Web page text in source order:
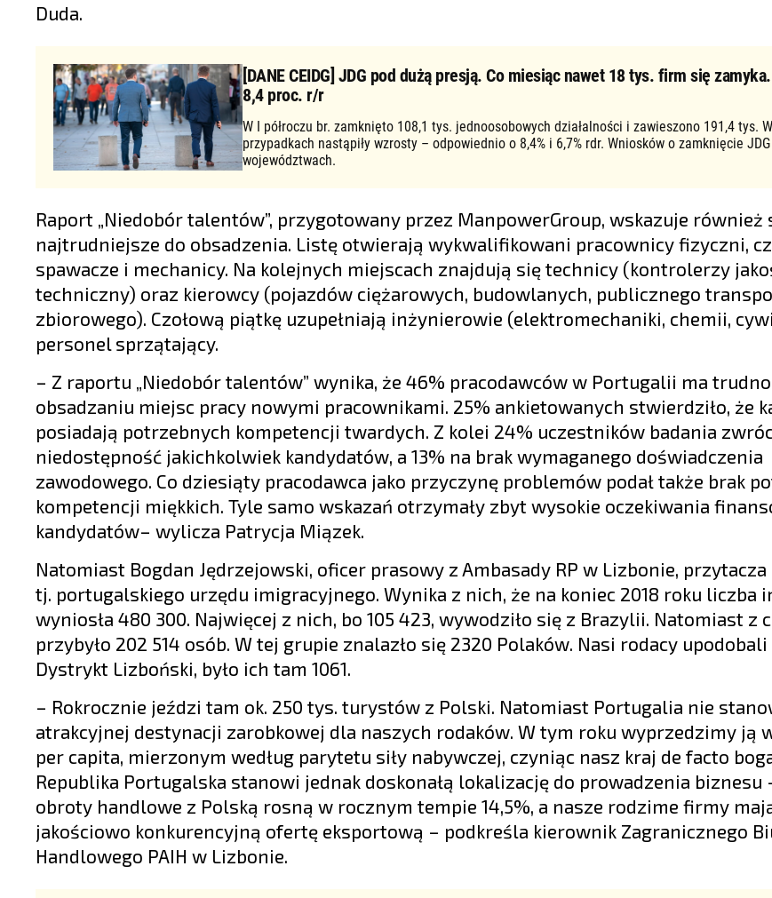
Duda.
[DANE CEIDG] JDG pod dużą presją. Co miesiąc nawet 18 tys. firm się
8,4 proc. r/r
W I półroczu br. zamknięto 108,1 tys. jednoosobowych działalności i zawieszono 191,4 tys.
przypadkach nastąpiły wzrosty – odpowiednio o 8,4% i 6,7% rdr. Wniosków o zamknięcie
województwach.
Raport „Niedobór talentów”, przygotowany przez ManpowerGroup, wskazuje również
najtrudniejsze do obsadzenia. Listę otwierają wykwalifikowani pracownicy fizyczni,
spawacze i mechanicy. Na kolejnych miejscach znajdują się technicy (kontrolerzy
techniczny) oraz kierowcy (pojazdów ciężarowych, budowlanych, publicznego
zbiorowego). Czołową piątkę uzupełniają inżynierowie (elektromechaniki, chemii,
personel sprzątający.
– Z raportu „Niedobór talentów” wynika, że 46% pracodawców w Portugalii ma
obsadzaniu miejsc pracy nowymi pracownikami. 25% ankietowanych stwierdziło, że
posiadają potrzebnych kompetencji twardych. Z kolei 24% uczestników badania
niedostępność jakichkolwiek kandydatów, a 13% na brak wymaganego doświadczenia
zawodowego. Co dziesiąty pracodawca jako przyczynę problemów podał także brak
kompetencji miękkich. Tyle samo wskazań otrzymały zbyt wysokie oczekiwania
kandydatów– wylicza Patrycja Miązek.
Natomiast Bogdan Jędrzejowski, oficer prasowy z Ambasady RP w Lizbonie, przytacza
tj. portugalskiego urzędu imigracyjnego. Wynika z nich, że na koniec 2018 roku liczba
wyniosła 480 300. Najwięcej z nich, bo 105 423, wywodziło się z Brazylii. Natomiast z
przybyło 202 514 osób. W tej grupie znalazło się 2320 Polaków. Nasi rodacy
Dystrykt Lizboński, było ich tam 1061.
– Rokrocznie jeździ tam ok. 250 tys. turystów z Polski. Natomiast Portugalia nie
atrakcyjnej destynacji zarobkowej dla naszych rodaków. W tym roku wyprzedzimy ją
per capita, mierzonym według parytetu siły nabywczej, czyniąc nasz kraj de facto
Republika Portugalska stanowi jednak doskonałą lokalizację do prowadzenia biznesu
obroty handlowe z Polską rosną w rocznym tempie 14,5%, a nasze rodzime firmy
jakościowo konkurencyjną ofertę eksportową – podkreśla kierownik Zagranicznego
Handlowego PAIH w Lizbonie.